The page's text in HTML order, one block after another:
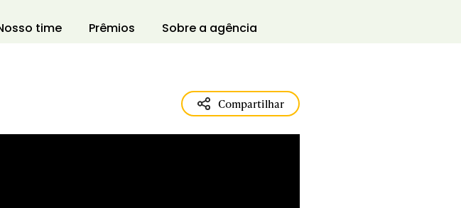
time Prêmios Sobre a agência
Compartilhar